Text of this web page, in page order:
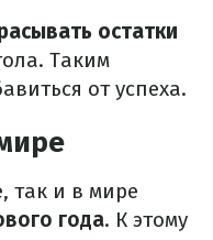
остатки
Таким
от успеха.
так и в мире
года. К этому